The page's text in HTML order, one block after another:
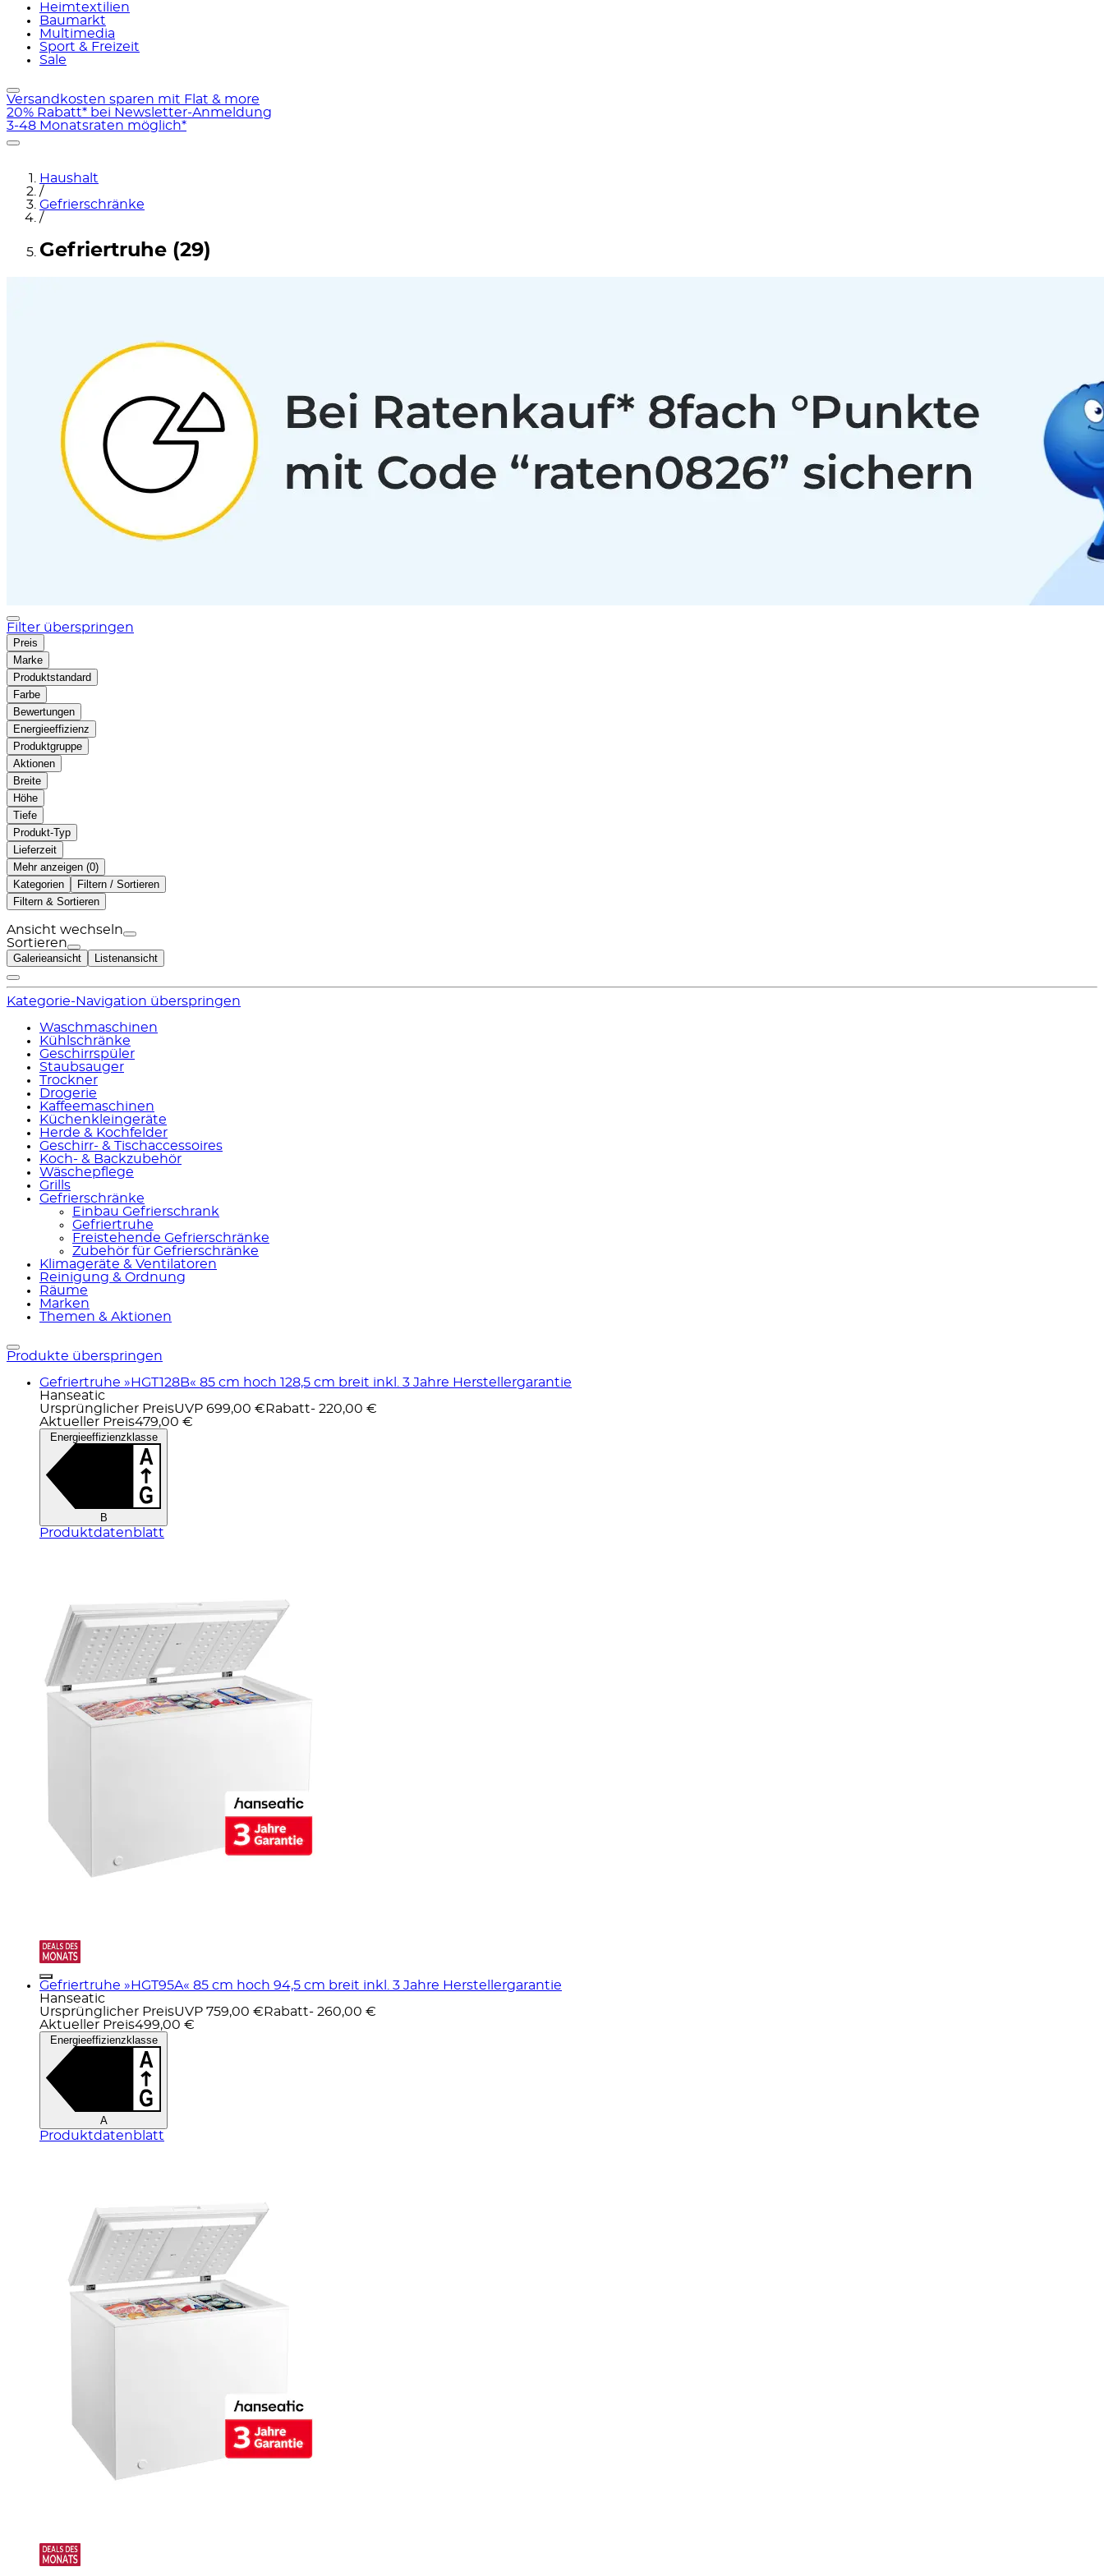
Heimtextilien
Baumarkt
Multimedia
Sport & Freizeit
Sale
Versandkosten sparen mit Flat & more
20% Rabatt* bei Newsletter-Anmeldung
3-48 Monatsraten möglich*
Haushalt
/
Gefrierschränke
/
Gefriertruhe (29)
Filter überspringen
Preis
Marke
Produktstandard
Farbe
Bewertungen
Energieeffizienz
Produktgruppe
Aktionen
Breite
Höhe
Tiefe
Produkt-Typ
Lieferzeit
Mehr anzeigen ( )
Kategorien
Filtern / Sortieren
Filtern & Sortieren
Ansicht wechseln
Sortieren
Galerieansicht Listenansicht
Kategorie-Navigation überspringen
Waschmaschinen
Kühlschränke
Geschirrspüler
Staubsauger
Trockner
Drogerie
Kaffeemaschinen
Küchenkleingeräte
Herde & Kochfelder
Geschirr- & Tischaccessoires
Koch- & Backzubehör
Wäschepflege
Grills
Gefrierschränke
Einbau Gefrierschrank
Gefriertruhe
Freistehende Gefrierschränke
Zubehör für Gefrierschränke
Klimageräte & Ventilatoren
Reinigung & Ordnung
Räume
Marken
Themen & Aktionen
Produkte überspringen
Gefriertruhe »HGT128B« 85 cm hoch 128,5 cm breit inkl. 3 Jahre Herstellergarantie
Hanseatic
Ursprünglicher PreisUVP 699,00 € Rabatt- 220,00 €
Aktueller Preis479,00 €
Energieeffizienzklasse
B
Produktdatenblatt
Gefriertruhe »HGT95A« 85 cm hoch 94,5 cm breit inkl. 3 Jahre Herstellergarantie
Hanseatic
Ursprünglicher PreisUVP 759,00 € Rabatt- 260,00 €
Aktueller Preis499,00 €
Energieeffizienzklasse
A
Produktdatenblatt